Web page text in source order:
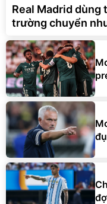
Real Madrid
trường chuyển